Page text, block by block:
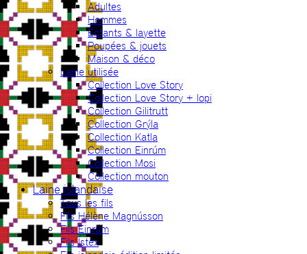
Adultes
Hommes
Enfants & layette
Poupées & jouets
Maison & déco
Laine utilisée
Collection Love Story
Collection Love Story + lopi
Collection Gilitrutt
Collection Grýla
Collection Katla
Collection Einrúm
Collection Mosi
Collection mouton
Laine islandaise
Tous les fils
Fils Hélène Magnússon
Fils Einrúm
Fils Ístex